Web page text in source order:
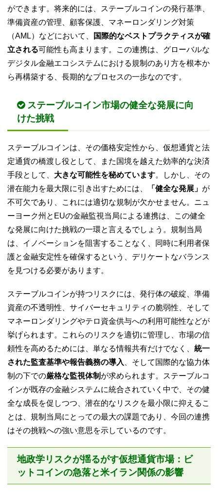
ができます。将来的には、ステーブルコインの発行基準、
準備資産の管理、顧客保護、マネーロンダリング対策
（AML）などにおいて、
国際的なベストプラクティスが確
立される可能性も高まります。この連携は、グローバルな
デジタル金融エコシステムにおける規制のあり方を根本か
ら再構築する、長期的なプロセスの一歩なのです。
ステーブルコイン市場の健全な発展に向
けた挑戦
ステーブルコインは、その価格安定性から、仮想通貨と法
定通貨の橋渡し役として、また国境を越えた効率的な決済
手段として、 大きな可能性を秘めています。しかし、その
潜在能力を最大限に引き出すためには、
「健全な発展」 が
不可欠であり、これには適切な規制が欠かせません。ニュ
ーヨーク州とEUの金融監視当局による連携は、この健全
な発展に向けた挑戦の一環と言えるでしょう。規制当局
は、イノベーションを阻害することなく、同時に利用者保
護と金融安定性を確保するという、デリケートなバランス
を見つける必要があります。
ステーブルコインが持つリスクには、発行体の破綻、準備
資産の不透明性、サイバーセキュリティの脆弱性、そして
マネーロンダリングやテロ資金供与への利用可能性などが
挙げられます。これらのリスクを適切に管理し、市場の信
頼性を高めるためには、単なる情報共有だけでなく、 統一
された監査基準や報告義務の導入
、そして国際的な協力体
制の下での厳格な監視体制 が求められます。ステーブルコ
インが既存の金融システムに統合されていく中で、その健
全な成長を促しつつ、潜在的なリスクを最小限に抑えるこ
とは、規制当局にとっての最大の課題であり、今回の連携
はその挑戦への強い意思を示しているのです。
地政学リスクが揺るがす仮想通貨市場：ビ
ットコインの急落と米イラン関係の影響